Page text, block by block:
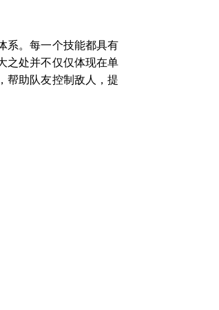
系。每一个技能都具有
之处并不仅仅体现在单
帮助队友控制敌人，提